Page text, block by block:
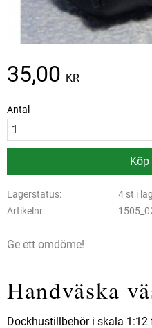
35,00 KR
Antal
Köp
Lagerstatus
4 st i
Artikelnr
Ge ett omdöme!
Handväska
Dockhustillbehör i skala